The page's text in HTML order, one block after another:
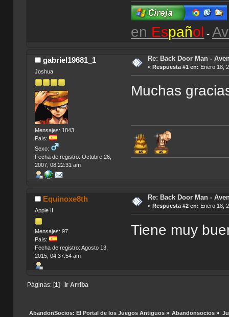
en Español -
gabriel19681_1
Joshua
Mensajes: 1843
País:
Sexo:
Fecha de registro: Octubre 26,
2007, 08:22:31 am
Re: Back Door Man -
« Respuesta #1 en: Enero 18,
Muchas
Equinoxe8th
Apple II
Mensajes: 97
País:
Fecha de registro: Agosto 13,
2015, 04:37:54 am
Re: Back Door Man -
« Respuesta #2 en: Enero 18,
Tiene muy
Páginas: [ 1 Ir Arriba
AbandonSocios: El Portal de los Juegos Antiguos» Abandonsocios »